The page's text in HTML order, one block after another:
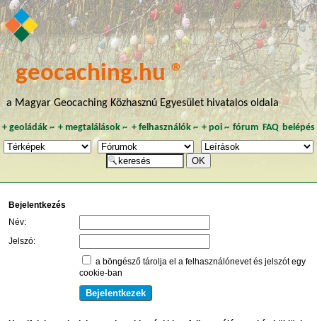
geocaching.hu ®
a Magyar Geocaching Közhasznú Egyesület hivatalos oldala
+ geoládák~ +megtalálások ~ + felhasználók~ + poi~ fórum FAQ belépés
Bejelentkezés
Név:
Jelszó:
a böngésző tárolja el a felhasználónevet és jelszót egy
cookie-ban